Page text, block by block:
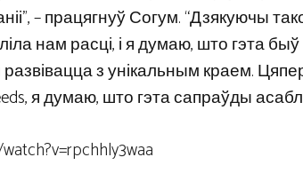
– працягнуў Согум. “Дзякуючы
нам расці, і я думаю, што гэта
з унікальным краем.
я думаю, што гэта сапраўды